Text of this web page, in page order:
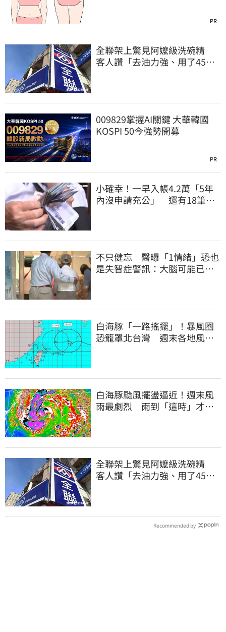
PR
全聯架上驚見阿嬤級洗碗精
客人讚「去油力強、用了45
009829掌握AI關鍵 大華韓國
KOSPI 50今強勢開募
PR
小確幸！一早入帳4.2萬「5年
內沒申請充公」 還有18筆錢
不只健忘 醫曝「1情緒」恐也
是失智症警訊：大腦可能已發
白海豚「一路搖擺」！暴風圈
恐籠罩北台灣 週末各地風雨
白海豚颱風擺盪逼近！週末風
雨最劇烈 雨到「這時」才趨
全聯架上驚見阿嬤級洗碗精
客人讚「去油力強、用了45
Recommended by